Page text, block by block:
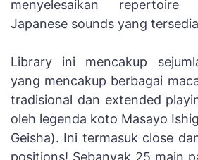
menyelesaikan
Japanese sounds yang
Library ini mencakup
yang mencakup berbagai
tradisional dan extended
oleh legenda koto Masayo
Geisha). Ini termasuk close
positions! Sebanyak 25 main